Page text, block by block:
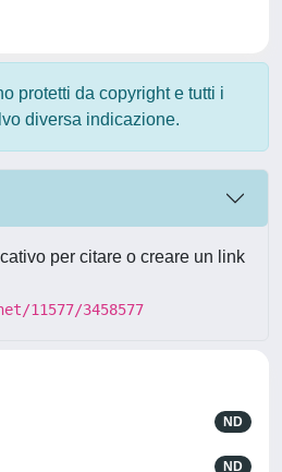
protetti da copyright e tutti i
diversa indicazione.
per citare o creare un link
11577/3458577
ND
ND